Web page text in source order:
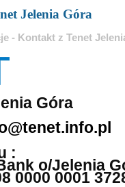
Jelenia Góra
- Kontakt z Tenet
Góra
:
o/Jelenia
0000 0001